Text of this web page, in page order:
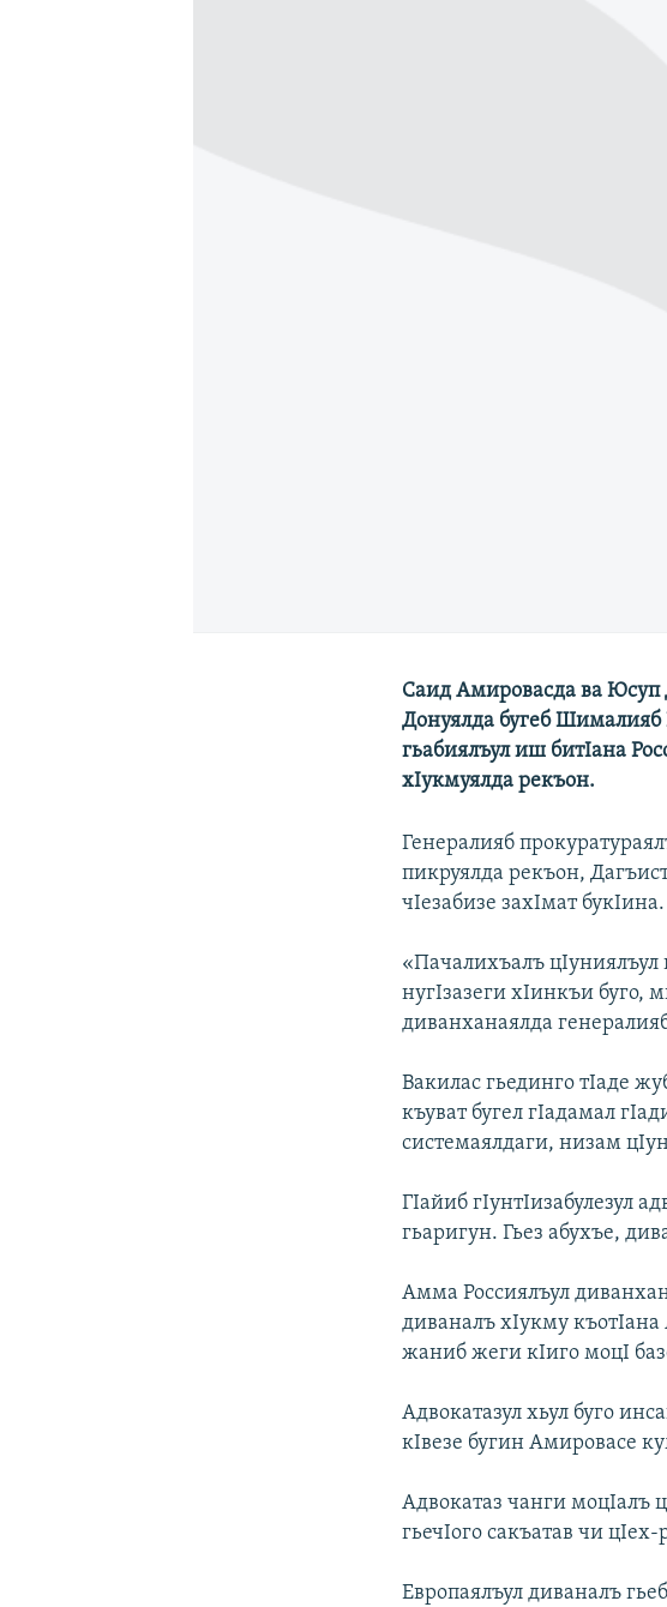
Саид Амировасда ва Юсуп
Донуялда бугеб Шималияб
гьабиялъул иш битIана
хIукмуялда рекъон.
Генералияб
пикруялда рекъон,
чIезабизе захIмат букIина.
«Пачалихъалъ цIуниялъул
нугIзазеги хIинкъи буго,
диванханаялда
Вакилас гьединго тIаде
къуват бугел гIадамал
системаялдаги, низам
ГIайиб гIунтIизабулезул
гьаригун. Гьез абухъе,
Амма Россиялъул
диваналъ хIукму къотIана
жаниб жеги кIиго моцI
Адвокатазул хьул буго
кIвезе бугин Амировасе
Адвокатаз чанги моцIалъ
гьечIого сакъатав чи
Европаялъул диваналъ